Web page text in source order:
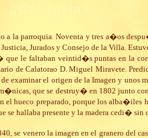
la parroquia. Noventa y tres a�os
Jurados y Consejo de la Villa.
le faltaban veintid�s puntas en la
de Calatorao D. Miguel Miravete.
examinar el origen de la Imagen y
que se destruy� en 1802 junto
el hueco preparado, porque los
hallaba presente y la madera cedi� sin
se venero la imagen en el granero